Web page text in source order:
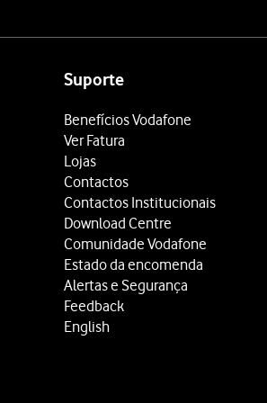
Suporte
Benefícios Vodafone
Ver Fatura
Lojas
Contactos
Contactos Institucionais
Download Centre
Comunidade Vodafone
Estado da encomenda
Alertas e Segurança
Feedback
English